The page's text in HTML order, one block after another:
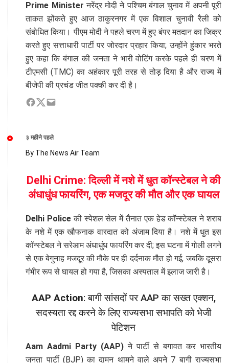
Prime Minister नरेंद्र मोदी ने पश्चिम बंगाल चुनाव में अपनी पूरी
ताकत झोंकते हुए आज ठाकुरनगर में एक विशाल चुनावी रैली को
संबोधित किया। पीएम मोदी ने पहले चरण में हुए बंपर मतदान का जिक्र
करते हुए सत्ताधारी पार्टी पर जोरदार प्रहार किया; उन्होंने हुंकार भरते
हुए कहा कि बंगाल की जनता ने भारी वोटिंग करके पहले ही चरण में
टीएमसी (TMC) का अहंकार पूरी तरह से तोड़ दिया है और राज्य में
बीजेपी की प्रचंड जीत पक्की कर दी है।
३ महीने पहले
By The News Air Team
Delhi Crime: दिल्ली में नशे में धुत कॉन्स्टेबल ने की
अंधाधुंध फायरिंग, एक मजदूर की मौत और एक घायल
Delhi Police की स्पेशल सेल में तैनात एक हेड कॉन्स्टेबल ने शराब
के नशे में एक खौफनाक वारदात को अंजाम दिया है। नशे में धुत इस
कॉन्स्टेबल ने सरेआम अंधाधुंध फायरिंग कर दी; इस घटना में गोली लगने
से एक बेगुनाह मजदूर की मौके पर ही दर्दनाक मौत हो गई, जबकि दूसरा
गंभीर रूप से घायल हो गया है, जिसका अस्पताल में इलाज जारी है।
AAP Action: बागी सांसदों पर AAP का सख्त एक्शन,
सदस्यता रद्द करने के लिए राज्यसभा सभापति को भेजी
पेटिशन
Aam Aadmi Party (AAP) ने पार्टी से बगावत कर भारतीय
जनता पार्टी (BJP) का दामन थामने वाले अपने 7 बागी राज्यसभा